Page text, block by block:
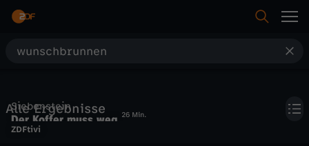
c
Alle Ergebnisse
Siebenstein
Der Koffer muss weg
ZDFtivi
26 Min.